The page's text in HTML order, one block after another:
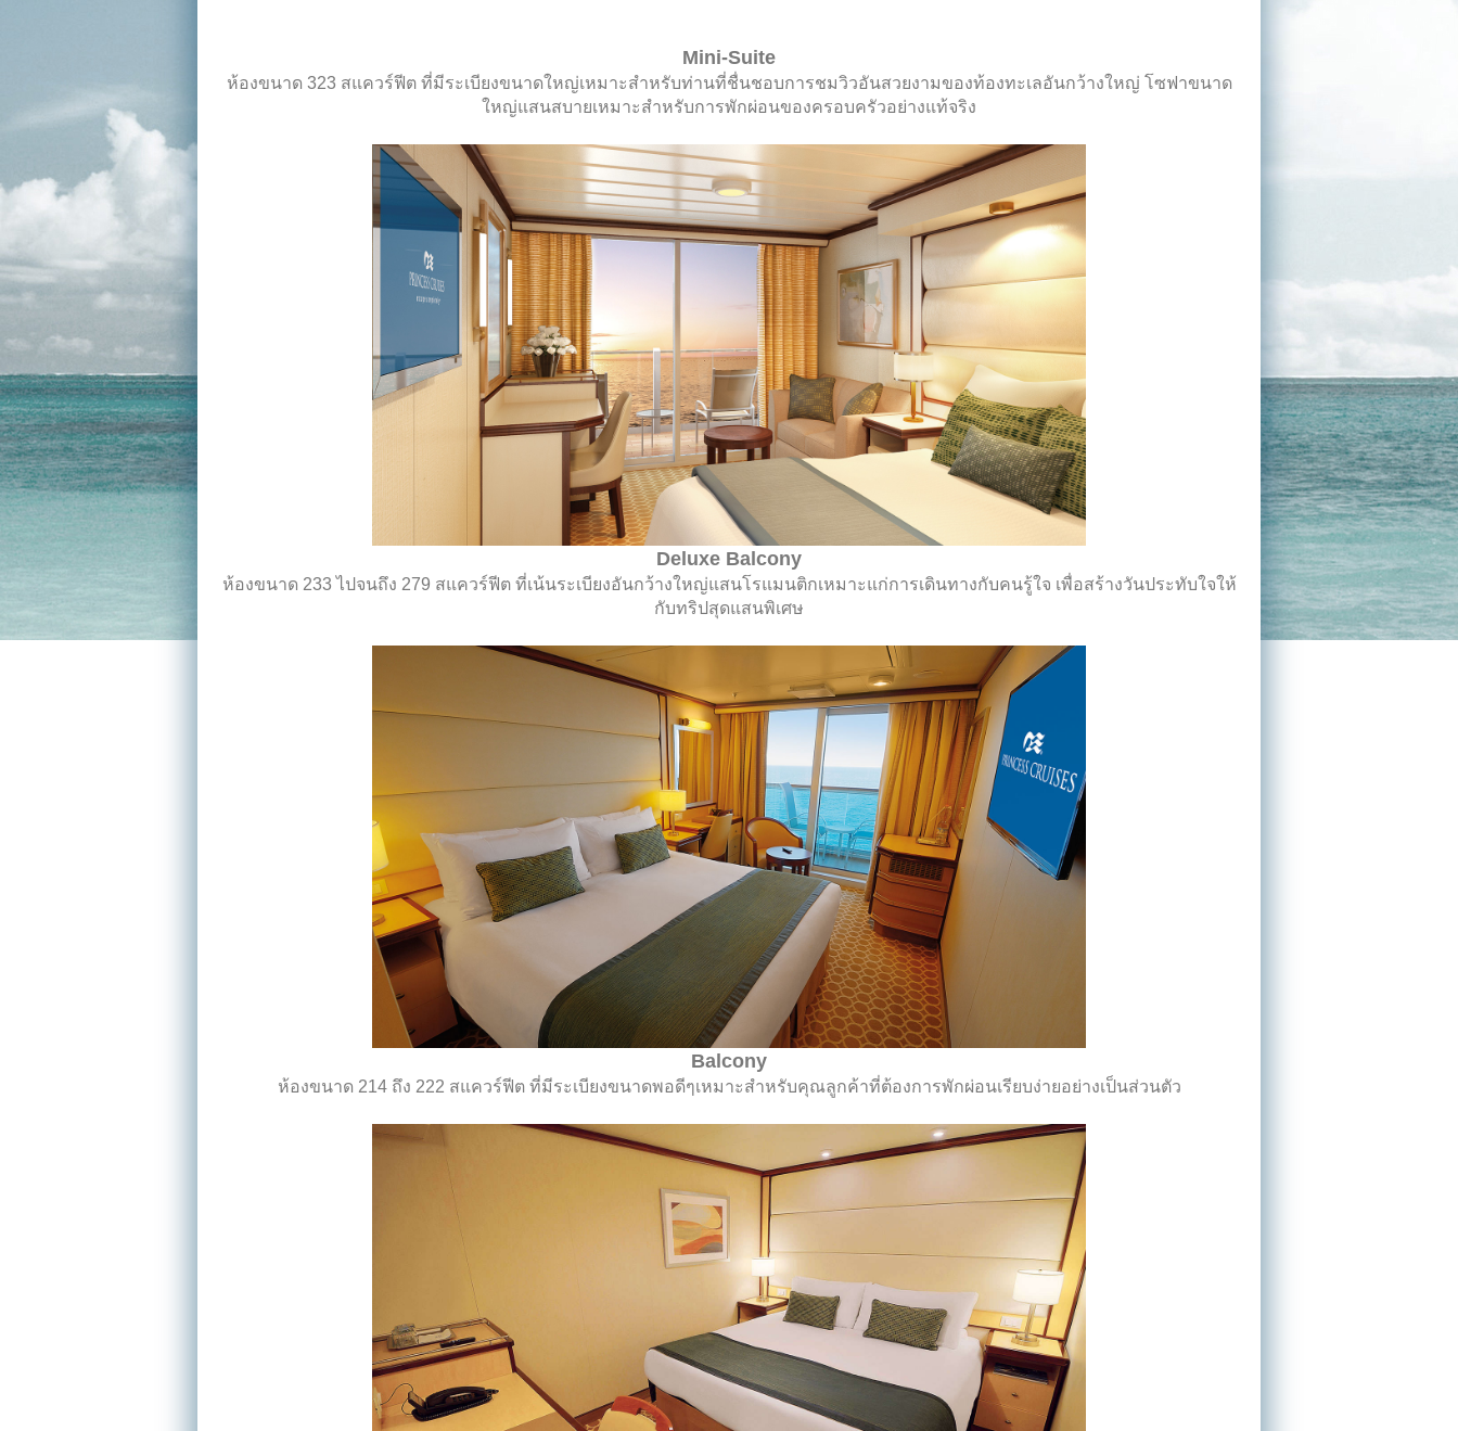
Mini-Suite
ห้องขนาด 323 สแควร์ฟีต ที่มีระเบียงขนาดใหญ่เหมาะสำหรับท่านที่ชื่นชอบการชมวิวอันสวยงามของท้องทะเลอันกว้างใหญ่ โซฟาขนาด
ใหญ่แสนสบายเหมาะสำหรับการพักผ่อนของครอบครัวอย่างแท้จริง
Deluxe Balcony
ห้องขนาด 233 ไปจนถึง 279 สแควร์ฟีต ที่เน้นระเบียงอันกว้างใหญ่แสนโรแมนติกเหมาะแก่การเดินทางกับคนรู้ใจ เพื่อสร้างวันประทับใจให้
กับทริปสุดแสนพิเศษ
Balcony
ห้องขนาด 214 ถึง 222 สแควร์ฟีต ที่มีระเบียงขนาดพอดีๆเหมาะสำหรับคุณลูกค้าที่ต้องการพักผ่อนเรียบง่ายอย่างเป็นส่วนตัว